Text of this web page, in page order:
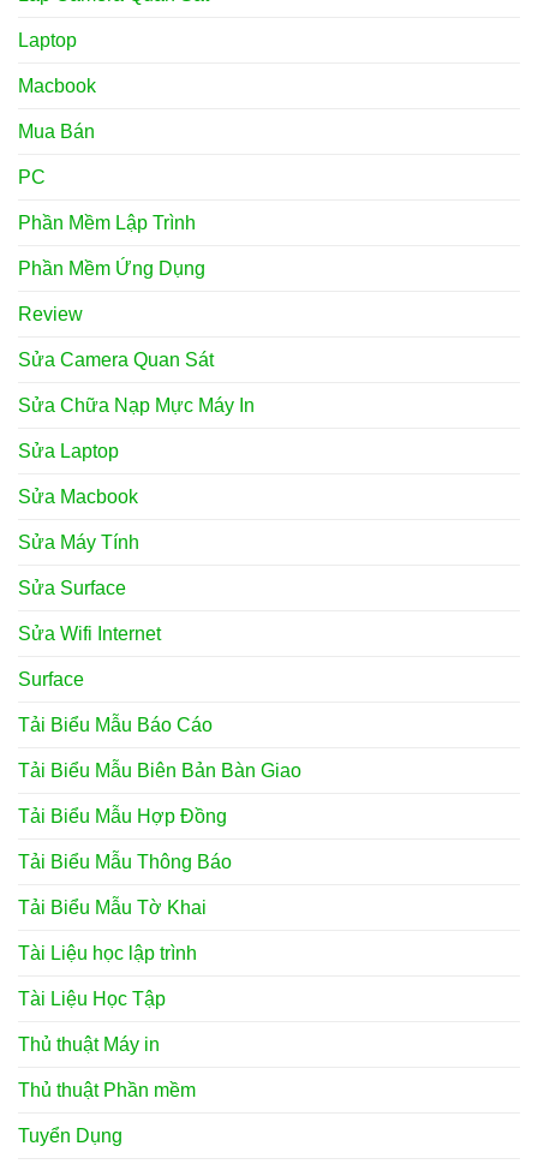
Laptop
Macbook
Mua Bán
PC
Phần Mềm Lập Trình
Phần Mềm Ứng Dụng
Review
Sửa Camera Quan Sát
Sửa Chữa Nạp Mực Máy In
Sửa Laptop
Sửa Macbook
Sửa Máy Tính
Sửa Surface
Sửa Wifi Internet
Surface
Tải Biểu Mẫu Báo Cáo
Tải Biểu Mẫu Biên Bản Bàn Giao
Tải Biểu Mẫu Hợp Đồng
Tải Biểu Mẫu Thông Báo
Tải Biểu Mẫu Tờ Khai
Tài Liệu học lập trình
Tài Liệu Học Tập
Thủ thuật Máy in
Thủ thuật Phần mềm
Tuyển Dụng